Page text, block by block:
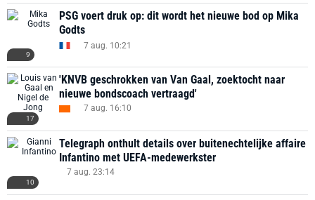
9
PSG voert druk op: dit wordt het nieuwe bod op Mika
Godts
7 aug. 10:21
17
'KNVB geschrokken van Van Gaal, zoektocht naar
nieuwe bondscoach vertraagd'
7 aug. 16:10
10
Telegraph onthult details over buitenechtelijke affaire
Infantino met UEFA-medewerkster
7 aug. 23:14